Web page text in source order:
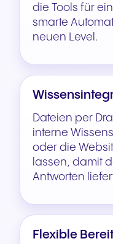
die Tools für
smarte
neuen Level.
Dateien per
interne
oder die
lassen, damit
Antworten
Flexible